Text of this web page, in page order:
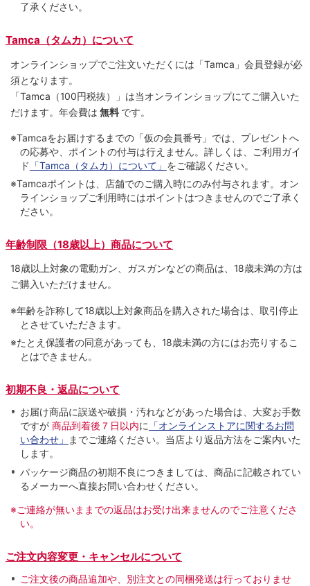
了承ください。
Tamca（タムカ）について
オンラインショップでご注⽂いただくには「Tamca」会員登録が必
須となります。
「Tamca （100円税抜）
」は当オンラインショップにてご購⼊いた
だけます。 年会費は 無料 です。
※Tamcaをお届けするまでの「仮の会員番号」では、プレゼントへ
の応募や、ポイントの付与は⾏えません。詳しくは、ご利⽤ガイ
ド 「Tamca（タムカ）について」 をご確認ください。
※Tamcaポイントは、店舗でのご購⼊時にのみ付与されます。オン
ラインショップご利用時にはポイントはつきませんのでご了承く
ださい。
年齢制限（18歳以上）商品について
18歳以上対象の電動ガン、ガスガンなどの商品は、18歳未満の方は
ご購入いただけません。
※年齢を詐称して18歳以上対象商品を購入された場合は、取引停止
とさせていただきます。
※たとえ保護者の同意があっても、18歳未満の方にはお売りするこ
とはできません。
初期不良・返品について
お届け商品に誤送や破損・汚れなどがあった場合は、大変お手数
ですが 商品到着後７日以内に 「オンラインストアに関するお問
い合わせ」
までご連絡ください。当店より返品方法をご案内いた
します。
パッケージ商品の初期不良につきましては、商品に記載されてい
るメーカーへ直接お問い合わせください。
※ご連絡が無いままでの返品はお受け出来ませんのでご注意くださ
い。
ご注文内容変更・キャンセルについて
ご注文後の商品追加や、別注文との同梱発送は行っておりませ